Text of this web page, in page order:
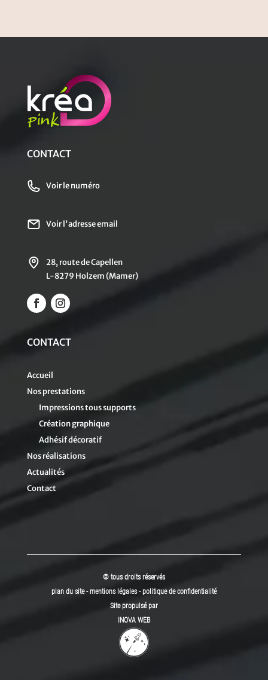
CONTACT
Voir le numéro
Voir l'adresse email
28, route de Capellen
L-8279 Holzem (Mamer)
CONTACT
Accueil
Nos prestations
Impressions tous supports
Création graphique
Adhésif décoratif
Nos réalisations
Actualités
Contact
© tous droits réservés
plan du site-mentions légales -politique de confidentialité
Site propulsé par
INOVA WEB